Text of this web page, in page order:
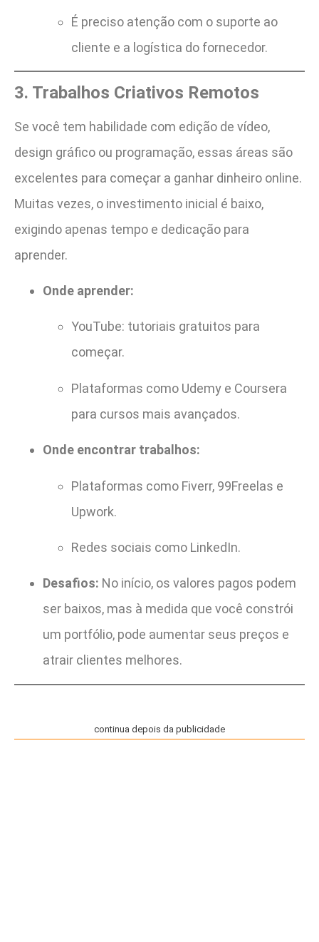
É preciso atenção com o suporte ao
cliente e a logística do fornecedor.
3. Trabalhos Criativos Remotos
Se você tem habilidade com edição de vídeo,
design gráfico ou programação, essas áreas são
excelentes para começar a ganhar dinheiro online.
Muitas vezes, o investimento inicial é baixo,
exigindo apenas tempo e dedicação para
aprender.
Onde aprender:
YouTube: tutoriais gratuitos para
começar.
Plataformas como Udemy e Coursera
para cursos mais avançados.
Onde encontrar trabalhos:
Plataformas como Fiverr, 99Freelas e
Upwork.
Redes sociais como LinkedIn.
Desafios: No início, os valores pagos podem
ser baixos, mas à medida que você constrói
um portfólio, pode aumentar seus preços e
atrair clientes melhores.
continua depois da publicidade